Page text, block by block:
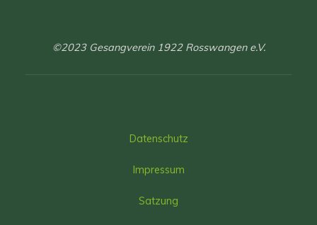
©2023 Gesangverein 1922 Rosswangen e.V.
Datenschutz
Impressum
Satzung